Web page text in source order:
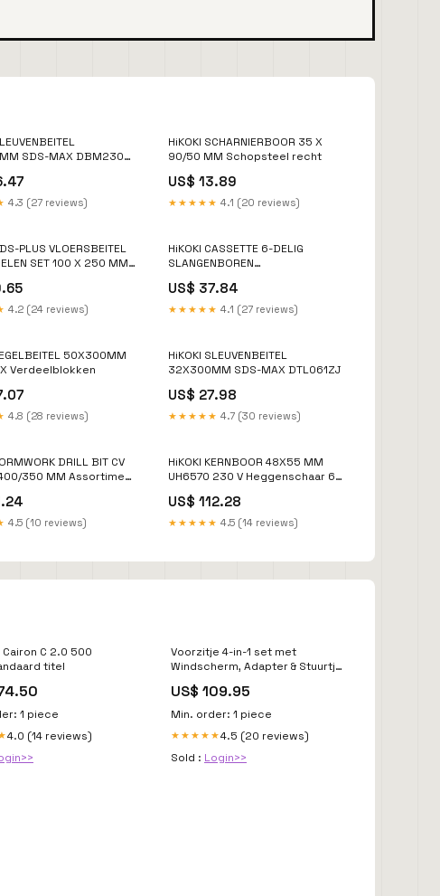
SDS-MAX DBM230X
4.3 (27 reviews)
HiKOKI SCHARNIERBOOR 35 X
90/50 MM Schopsteel recht
US$ 13.89
★★★★★ 4.1 (20 reviews)
PLUS VLOERSBEITEL
SET 100 X 250 MM
4.2 (24 reviews)
HiKOKI CASSETTE 6-DELIG
SLANGENBOREN
781995 KP0800K 230 V Schaaf
82 mm
US$ 37.84
★★★★★ 4.1 (27 reviews)
50X300MM
Verdeelblokken
4.8 (28 reviews)
HiKOKI SLEUVENBEITEL
32X300MM SDS-MAX DTL061ZJ
US$ 27.98
★★★★★ 4.7 (30 reviews)
DRILL BIT CV
350 MM Assortiment
4.5 (10 reviews)
HiKOKI KERNBOOR 48X55 MM
UH6570 230 V Heggenschaar 65
US$ 112.28
★★★★★ 4.5 (14 reviews)
Cairon C 2.0 500
titel
1 piece
4.0 (14 reviews)
Voorzitje 4-in-1 set met
Windscherm, Adapter & Stuurtje |
dekbed
US$ 109.95
Min. order: 1 piece
★★★★★4.5 (20 reviews)
Sold : Login>>